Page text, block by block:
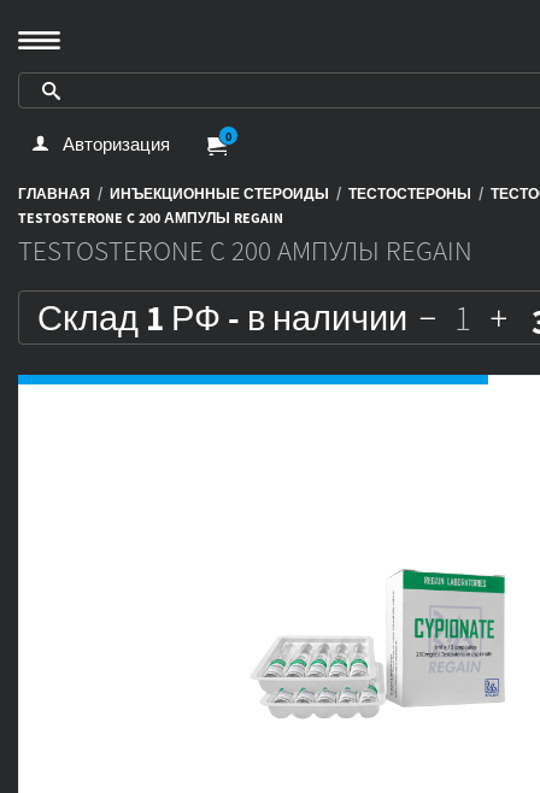
Авторизация 0
ГЛАВНАЯ / ИНЪЕКЦИОННЫЕ СТЕРОИДЫ / ТЕСТОСТЕРОНЫ /
TESTOSTERONE C 200 АМПУЛЫ REGAIN
TESTOSTERONE C 200 АМПУЛЫ REGAIN
Склад 1 РФ - в наличии